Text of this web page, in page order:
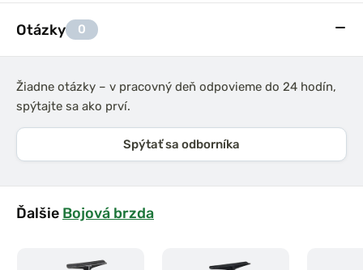
Otázky 0
Žiadne otázky – v pracovný deň odpovieme do 24 hodín,
spýtajte sa ako prví.
Spýtať sa odborníka
Ďalšie Bojová brzda